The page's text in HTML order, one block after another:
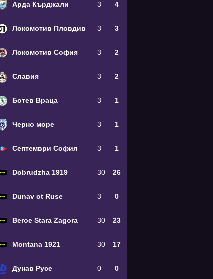
Арда Кърджали 3 4
Локомотив Пловдив 3 3
Локомотив София 3 2
Славия 3 2
Ботев Враца 3 1
Черно море 3 1
Септември София 3 1
Dobrudzha 1919 30 26
Dunav ot Ruse 3 0
Beroe Stara Zagora 30 23
Montana 1921 30 17
Дунав Русе 0 0